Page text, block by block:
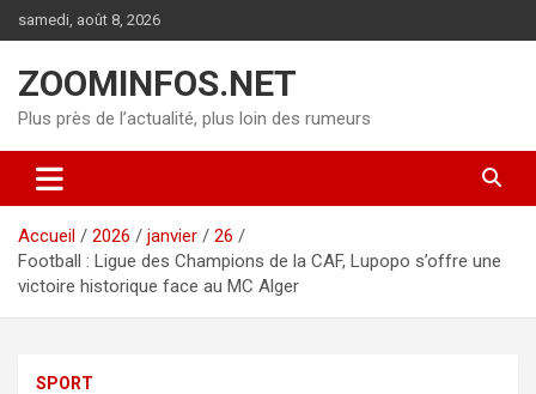
au
samedi, août 8, 2026
ZOOMINFOS.NET
Plus près de l’actualité, plus loin des rumeurs
Accueil 2026 janvier
26
Football : Ligue des Champions de la CAF, Lupopo s’offre une
victoire historique face au MC Alger
SPORT